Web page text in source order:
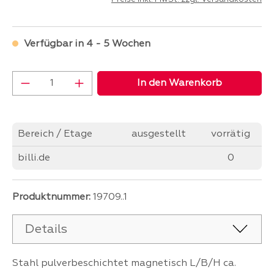
Verfügbar in 4 - 5 Wochen
Produkt Anzahl: Gib den gewünschten
In den Warenkorb
Bereich / Etage ausgestellt vorrätig
billi.de 0
Produktnummer: 19709..1
Details
Stahl pulverbeschichtet magnetisch L/B/H ca.